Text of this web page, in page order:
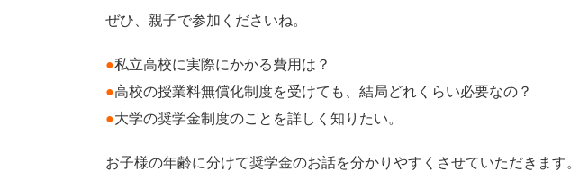
ぜひ、親子で参加くださいね。
●私立高校に実際にかかる費用は？
●高校の授業料無償化制度を受けても、結局どれくらい必要なの？
●大学の奨学金制度のことを詳しく知りたい。
お子様の年齢に分けて奨学金のお話を分かりやすくさせていただきます。